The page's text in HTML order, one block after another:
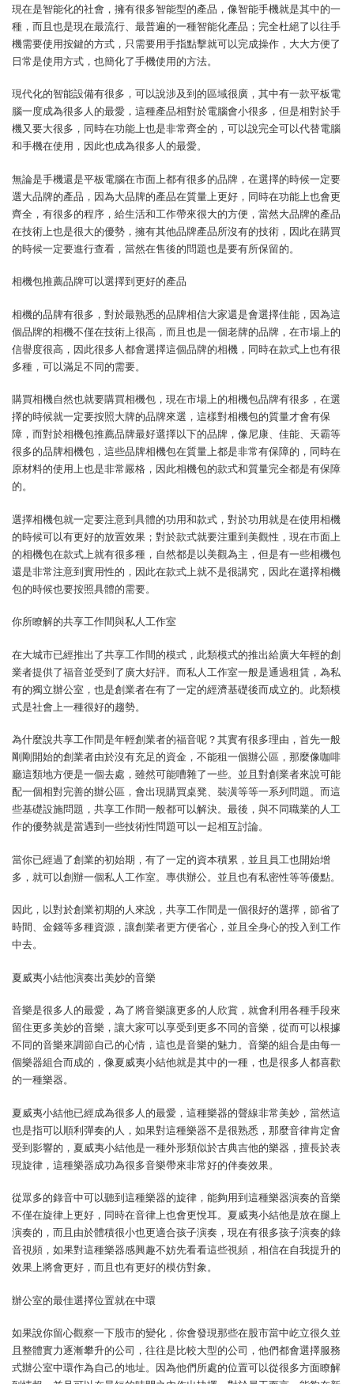
現在是智能化的社會，擁有很多智能型的產品，像智能手機就是其中的一
種，而且也是現在最流行、最普遍的一種智能化產品；完全杜絕了以往手
機需要使用按鍵的方式，只需要用手指點擊就可以完成操作，大大方便了
日常是使用方式，也簡化了手機使用的方法。
現代化的智能設備有很多，可以說涉及到的區域很廣，其中有一款平板電
腦一度成為很多人的最愛，這種產品相對於電腦會小很多，但是相對於手
機又要大很多，同時在功能上也是非常齊全的，可以說完全可以代替電腦
和手機在使用，因此也成為很多人的最愛。
無論是手機還是平板電腦在市面上都有很多的品牌，在選擇的時候一定要
選大品牌的產品，因為大品牌的產品在質量上更好，同時在功能上也會更
齊全，有很多的程序，給生活和工作帶來很大的方便，當然大品牌的產品
在技術上也是很大的優勢，擁有其他品牌產品所沒有的技術，因此在購買
的時候一定要進行查看，當然在售後的問題也是要有所保留的。
相機包推薦品牌可以選擇到更好的產品
相機的品牌有很多，對於最熟悉的品牌相信大家還是會選擇佳能，因為這
個品牌的相機不僅在技術上很高，而且也是一個老牌的品牌，在市場上的
信譽度很高，因此很多人都會選擇這個品牌的相機，同時在款式上也有很
多種，可以滿足不同的需要。
購買相機自然也就要購買相機包，現在市場上的相機包品牌有很多，在選
擇的時候就一定要按照大牌的品牌來選，這樣對相機包的質量才會有保
障，而對於相機包推薦品牌最好選擇以下的品牌，像尼康、佳能、天霸等
很多的品牌相機包，這些品牌相機包在質量上都是非常有保障的，同時在
原材料的使用上也是非常嚴格，因此相機包的款式和質量完全都是有保障
的。
選擇相機包就一定要注意到具體的功用和款式，對於功用就是在使用相機
的時候可以有更好的放置效果；對於款式就要注重到美觀性，現在市面上
的相機包在款式上就有很多種，自然都是以美觀為主，但是有一些相機包
還是非常注意到實用性的，因此在款式上就不是很講究，因此在選擇相機
包的時候也要按照具體的需要。
你所瞭解的共享工作間與私人工作室
在大城市已經推出了共享工作間的模式，此類模式的推出給廣大年輕的創
業者提供了福音並受到了廣大好評。而私人工作室一般是通過租賃，為私
有的獨立辦公室，也是創業者在有了一定的經濟基礎後而成立的。此類模
式是社會上一種很好的趨勢。
為什麼說共享工作間是年輕創業者的福音呢？其實有很多理由，首先一般
剛剛開始的創業者由於沒有充足的資金，不能租一個辦公區，那麼像咖啡
廳這類地方便是一個去處，雖然可能嘈雜了一些。並且對創業者來說可能
配一個相對完善的辦公區，會出現購買桌凳、裝潢等等一系列問題。而這
些基礎設施問題，共享工作間一般都可以解決。最後，與不同職業的人工
作的優勢就是當遇到一些技術性問題可以一起相互討論。
當你已經過了創業的初始期，有了一定的資本積累，並且員工也開始增
多，就可以創辦一個私人工作室。專供辦公。並且也有私密性等等優點。
因此，以對於創業初期的人來說，共享工作間是一個很好的選擇，節省了
時間、金錢等多種資源，讓創業者更方便省心，並且全身心的投入到工作
中去。
夏威夷小結他演奏出美妙的音樂
音樂是很多人的最愛，為了將音樂讓更多的人欣賞，就會利用各種手段來
留住更多美妙的音樂，讓大家可以享受到更多不同的音樂，從而可以根據
不同的音樂來調節自己的心情，這也是音樂的魅力。音樂的組合是由每一
個樂器組合而成的，像夏威夷小結他就是其中的一種，也是很多人都喜歡
的一種樂器。
夏威夷小結他已經成為很多人的最愛，這種樂器的聲線非常美妙，當然這
也是指可以順利彈奏的人，如果對這種樂器不是很熟悉，那麼音律肯定會
受到影響的，夏威夷小結他是一種外形類似於古典吉他的樂器，擅長於表
現旋律，這種樂器成功為很多音樂帶來非常好的伴奏效果。
從眾多的錄音中可以聽到這種樂器的旋律，能夠用到這種樂器演奏的音樂
不僅在旋律上更好，同時在音律上也會更悅耳。夏威夷小結他是放在腿上
演奏的，而且由於體積很小也更適合孩子演奏，現在有很多孩子演奏的錄
音視頻，如果對這種樂器感興趣不妨先看看這些視頻，相信在自我提升的
效果上將會更好，而且也有更好的模仿對象。
辦公室的最佳選擇位置就在中環
如果說你留心觀察一下股市的變化，你會發現那些在股市當中屹立很久並
且整體實力逐漸攀升的公司，往往是比較大型的公司，他們都會選擇服務
式辦公室中環作為自己的地址。因為他們所處的位置可以從很多方面瞭解